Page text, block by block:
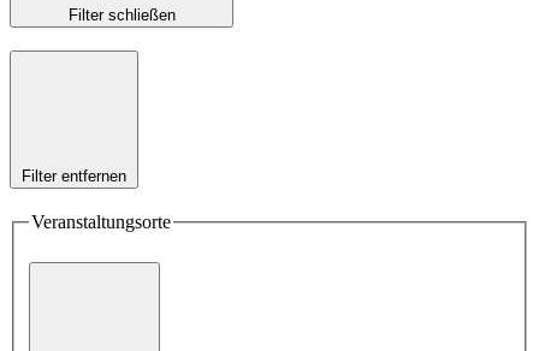
Filter schließen
Filter entfernen
Veranstaltungsorte